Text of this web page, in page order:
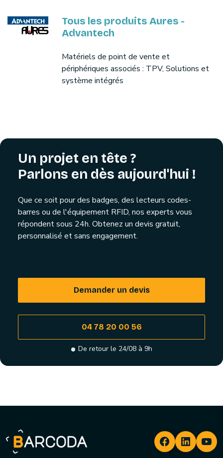
Tous les produits Aures -
Advantech
Matériels de point de vente et
périphériques associés : TPV, Solutions et
système intégrés
Un projet en tête ?
Parlons en dès aujourd'hui !
Que ce soit pour des badges, des lecteurs codes-
barres ou de l'équipement RFID, nos experts vous
répondent sous 24h. Obtenez un devis gratuit,
personnalisé et sans engagement.
Demander un devis
04 78 20 00 56
De retour le 24/08 à 9h